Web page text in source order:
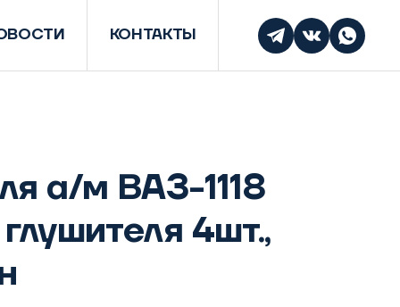
КОНТАКТЫ
а/м ВАЗ-1118
4шт.,